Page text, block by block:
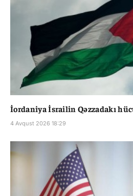
İordaniya İsrailin Qəzzadakı
4 Avqust 2026 18:29